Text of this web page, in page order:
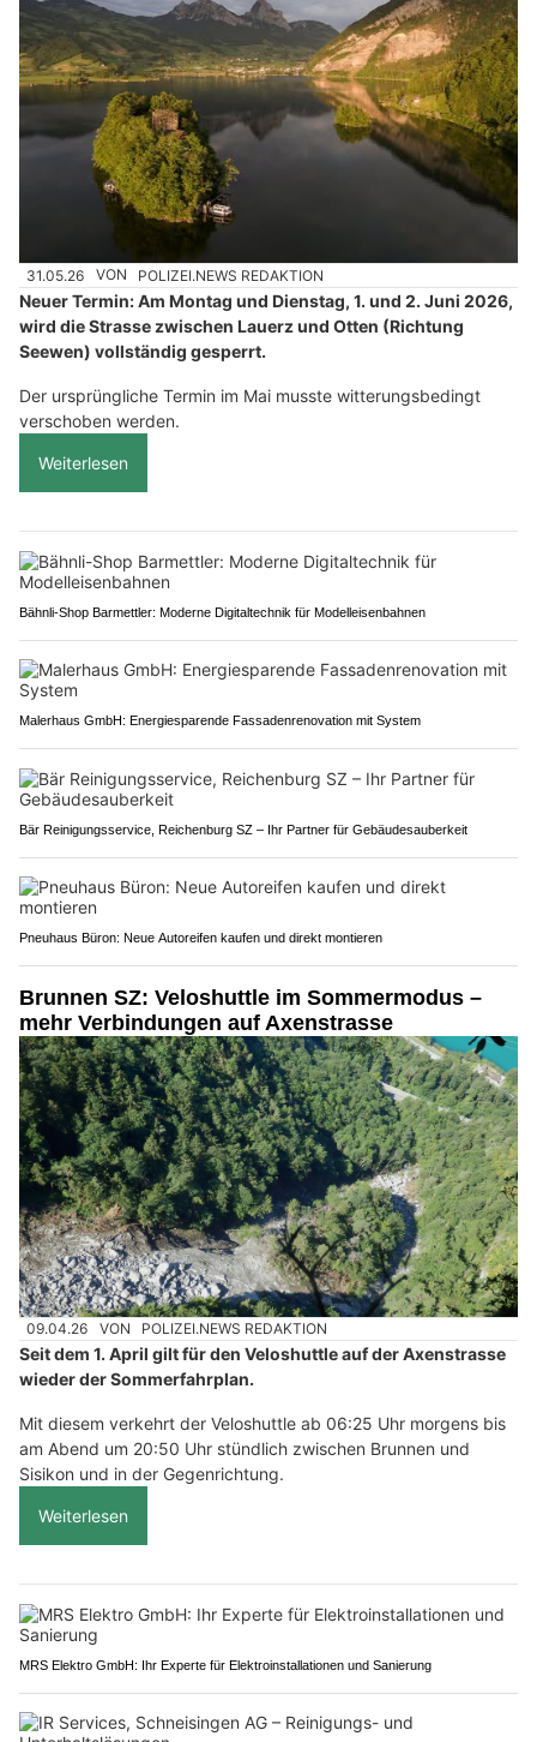
31.05.26 VON POLIZEI.NEWS REDAKTION
Neuer Termin: Am Montag und Dienstag, 1. und 2. Juni 2026,
wird die Strasse zwischen Lauerz und Otten (Richtung
Seewen) vollständig gesperrt.
Der ursprüngliche Termin im Mai musste witterungsbedingt
verschoben werden.
Weiterlesen
Bähnli-Shop Barmettler: Moderne Digitaltechnik für Modelleisenbahnen
Malerhaus GmbH: Energiesparende Fassadenrenovation mit System
Bär Reinigungsservice, Reichenburg SZ – Ihr Partner für Gebäudesauberkeit
Pneuhaus Büron: Neue Autoreifen kaufen und direkt montieren
Brunnen SZ: Veloshuttle im Sommermodus –
mehr Verbindungen auf Axenstrasse
09.04.26 VON POLIZEI.NEWS REDAKTION
Seit dem 1. April gilt für den Veloshuttle auf der Axenstrasse
wieder der Sommerfahrplan.
Mit diesem verkehrt der Veloshuttle ab 06:25 Uhr morgens bis
am Abend um 20:50 Uhr stündlich zwischen Brunnen und
Sisikon und in der Gegenrichtung.
Weiterlesen
MRS Elektro GmbH: Ihr Experte für Elektroinstallationen und Sanierung